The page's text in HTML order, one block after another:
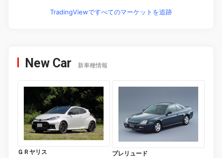
TradingViewですべてのマーケットを追跡
New Car 新車種情報
ＧＲヤリス プレリュード